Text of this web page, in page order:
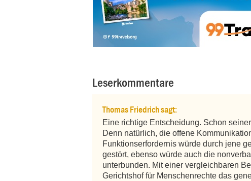
Leserkommentare
Thomas Friedrich sagt:
Eine richtige Entscheidung. Schon
Denn natürlich, die offene
Funktionserfordernis würde durch jene
gestört, ebenso würde auch die
unterbunden. Mit einer vergleichbaren
Gerichtshof für Menschenrechte das